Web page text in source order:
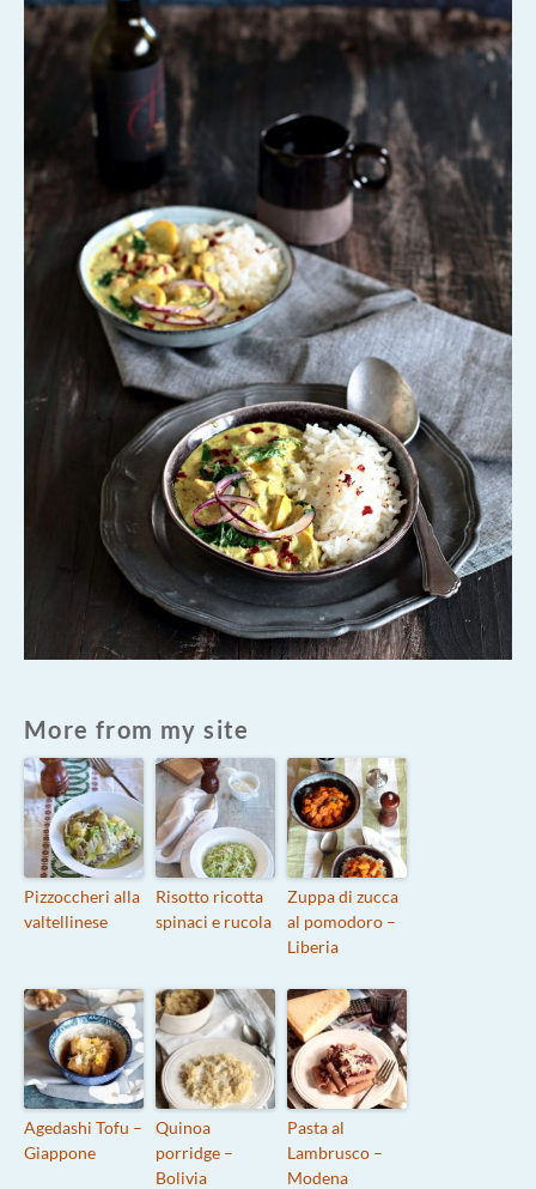
More from my site
Pizzoccheri alla
valtellinese
Risotto ricotta
spinaci e rucola
Zuppa di zucca
al pomodoro –
Liberia
Agedashi Tofu –
Giappone
Quinoa
porridge –
Bolivia
Pasta al
Lambrusco –
Modena